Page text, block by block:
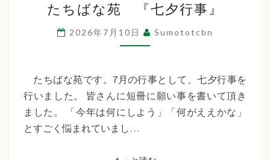
ち
ば
な
『七
夕
行
たちばな苑 『七夕行事』
2026年7月10日 Sumototcbn
たちばな苑です。7月の行事として、七夕行事を
行いました。 皆さんに短冊に願い事を書いて頂き
ました。 「今年は何にしよう」「何がええかな」
とすごく悩まれていまし…